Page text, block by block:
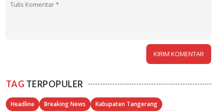
TAG TERPOPULER
Headline Breaking News
Kabupaten Tangerang